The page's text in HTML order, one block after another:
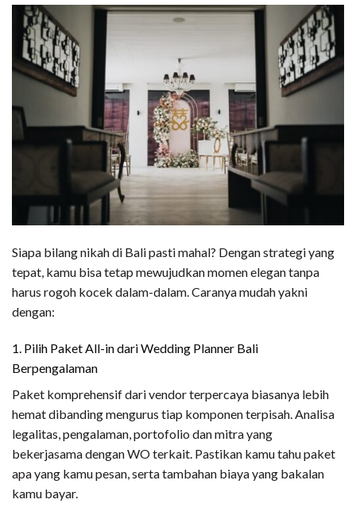
Siapa bilang nikah di Bali pasti mahal? Dengan strategi yang
tepat, kamu bisa tetap mewujudkan momen elegan tanpa
harus rogoh kocek dalam-dalam. Caranya mudah yakni
dengan:
1. Pilih Paket All-in dari Wedding Planner Bali
Berpengalaman
Paket komprehensif dari vendor terpercaya biasanya lebih
hemat dibanding mengurus tiap komponen terpisah. Analisa
legalitas, pengalaman, portofolio dan mitra yang
bekerjasama dengan WO terkait. Pastikan kamu tahu paket
apa yang kamu pesan, serta tambahan biaya yang bakalan
kamu bayar.